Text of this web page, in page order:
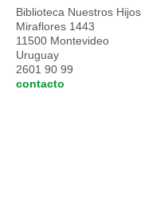
Biblioteca Nuestros Hijos
Miraflores 1443
11500 Montevideo
Uruguay
2601 90 99
contacto